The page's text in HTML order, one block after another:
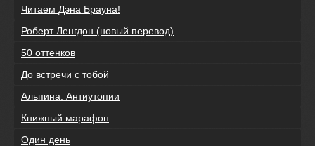
Читаем Дэна Брауна!
Роберт Ленгдон (новый перевод)
50 оттенков
До встречи с тобой
Альпина. Антиутопии
Книжный марафон
Один день